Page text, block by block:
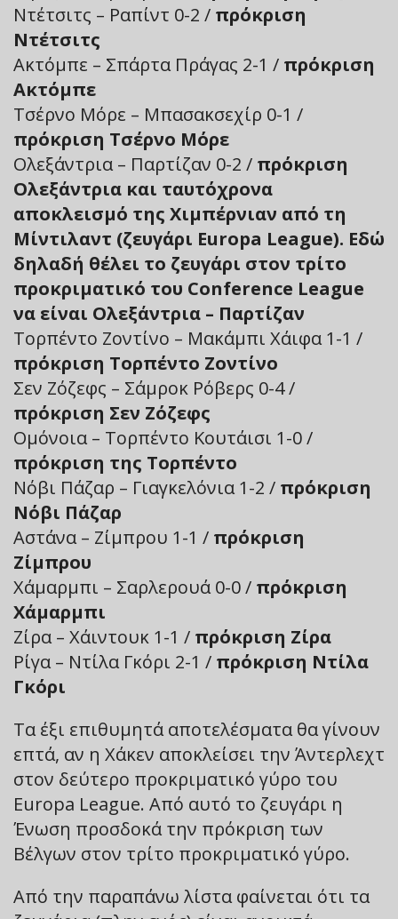
Ντέτσιτς – Ραπίντ 0-2 / πρόκριση
Ντέτσιτς
Ακτόμπε – Σπάρτα Πράγας 2-1 / πρόκριση
Ακτόμπε
Τσέρνο Μόρε – Μπασακσεχίρ 0-1 /
πρόκριση Τσέρνο Μόρε
Ολεξάντρια – Παρτίζαν 0-2 / πρόκριση
Ολεξάντρια και ταυτόχρονα
αποκλεισμό της Χιμπέρνιαν από τη
Μίντιλαντ (ζευγάρι Europa League). Εδώ
δηλαδή θέλει το ζευγάρι στον τρίτο
προκριματικό του Conference League
να είναι Ολεξάντρια – Παρτίζαν
Τορπέντο Ζοντίνο – Μακάμπι Χάιφα 1-1 /
πρόκριση Τορπέντο Ζοντίνο
Σεν Ζόζεφς – Σάμροκ Ρόβερς 0-4 /
πρόκριση Σεν Ζόζεφς
Ομόνοια – Τορπέντο Κουτάισι 1-0 /
πρόκριση της Τορπέντο
Νόβι Πάζαρ – Γιαγκελόνια 1-2 / πρόκριση
Νόβι Πάζαρ
Αστάνα – Ζίμπρου 1-1 / πρόκριση
Ζίμπρου
Χάμαρμπι – Σαρλερουά 0-0 / πρόκριση
Χάμαρμπι
Ζίρα – Χάιντουκ 1-1 / πρόκριση Ζίρα
Ρίγα – Ντίλα Γκόρι 2-1 / πρόκριση Ντίλα
Γκόρι
Τα έξι επιθυμητά αποτελέσματα θα γίνουν
επτά, αν η Χάκεν αποκλείσει την Άντερλεχτ
στον δεύτερο προκριματικό γύρο του
Europa League. Από αυτό το ζευγάρι η
Ένωση προσδοκά την πρόκριση των
Βέλγων στον τρίτο προκριματικό γύρο.
Από την παραπάνω λίστα φαίνεται ότι τα